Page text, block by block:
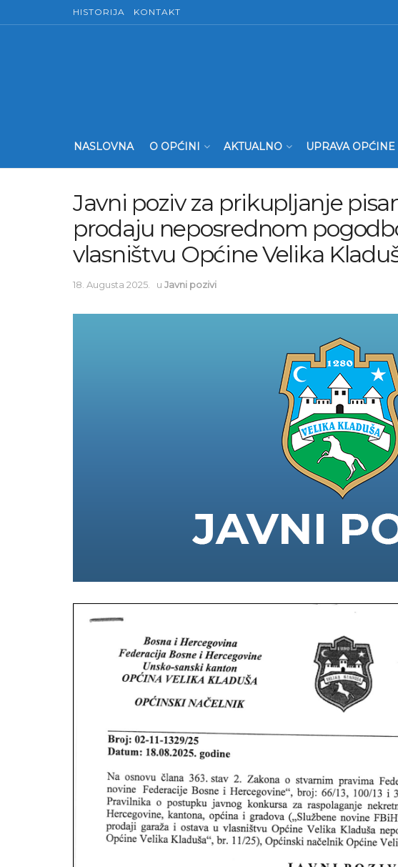
HISTORIJA KONTAKT
NASLOVNA O OPĆINI AKTUALNO UPRAVA OPĆINE
Javni poziv za prikupljanje
prodaju neposrednom
vlasništvu Općine Velika
18. Augusta 2025. u Javni pozivi